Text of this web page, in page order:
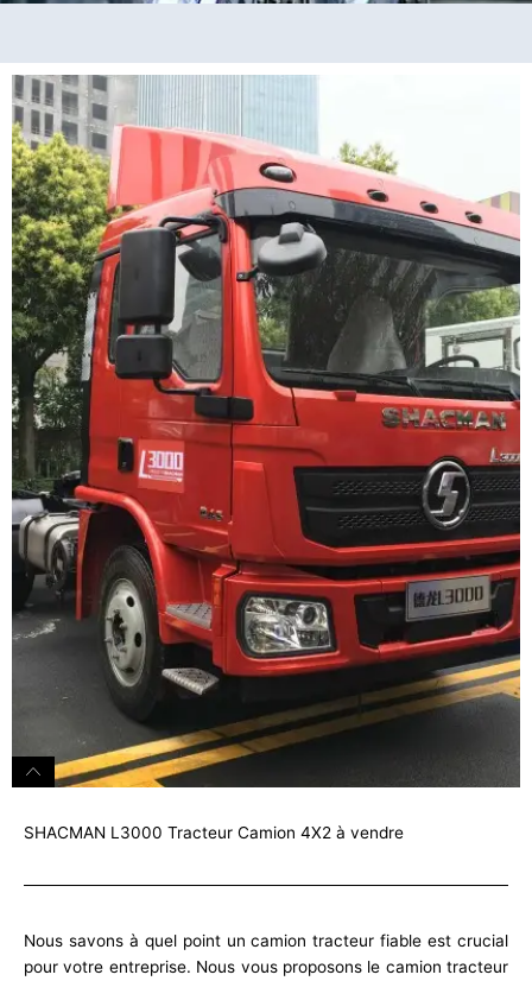
SHACMAN L3000 Tracteur Camion 4X2 à vendre
Nous savons à quel point un camion tracteur fiable est crucial
pour votre entreprise. Nous vous proposons le camion tracteur